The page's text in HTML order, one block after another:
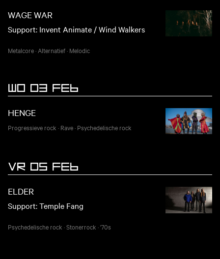
WAGE WAR
Support: Invent Animate / Wind Walkers
Metalcore· Alternatief· Melodic
WO 03 FEB
HENGE
Progressieve rock · Rave· Psychedelische rock
VR 05 FEB
ELDER
Support: Temple Fang
Psychedelische rock ·Stonerrock ·'70s